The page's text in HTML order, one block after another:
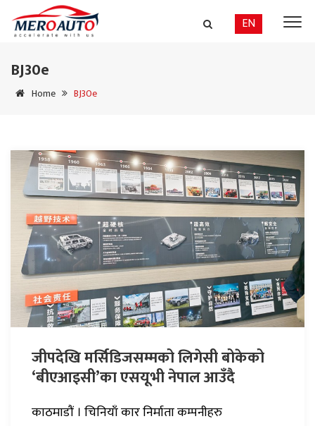
EN
BJ30e
Home BJ30e
जीपदेखि मर्सिडिजसम्मको लिगेसी बोकेको
‘बीएआइसी’का एसयूभी नेपाल आउँदै
काठमाडौं । चिनियाँ कार निर्माता कम्पनीहरु